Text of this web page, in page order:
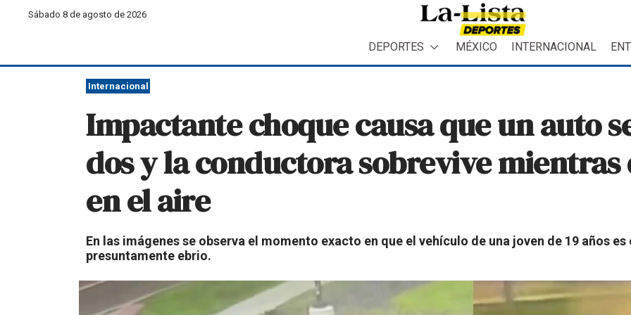
Sábado 8 de agosto de 2026
DEPORTES MÉXICO INTERNACIONAL
Internacional
Impactante choque causa que un auto
dos y la conductora sobrevive mientras
en el aire
En las imágenes se observa el momento exacto en que el vehículo de una joven de 19 años
presuntamente ebrio.